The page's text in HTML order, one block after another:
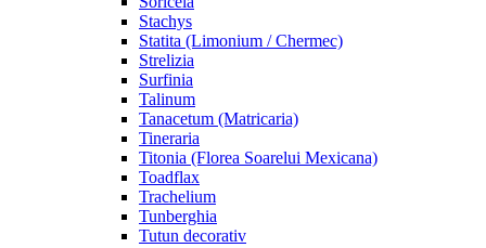
Stachys
Statita (Limonium / Chermec)
Strelizia
Surfinia
Talinum
Tanacetum (Matricaria)
Tineraria
Titonia (Florea Soarelui Mexicana)
Toadflax
Trachelium
Tunberghia
Tutun decorativ